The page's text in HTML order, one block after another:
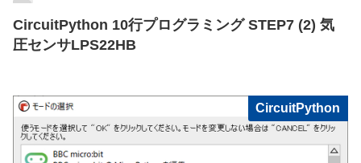
CircuitPython 10行プログラミング STEP7 (2) 気
圧センサLPS22HB
CircuitPython